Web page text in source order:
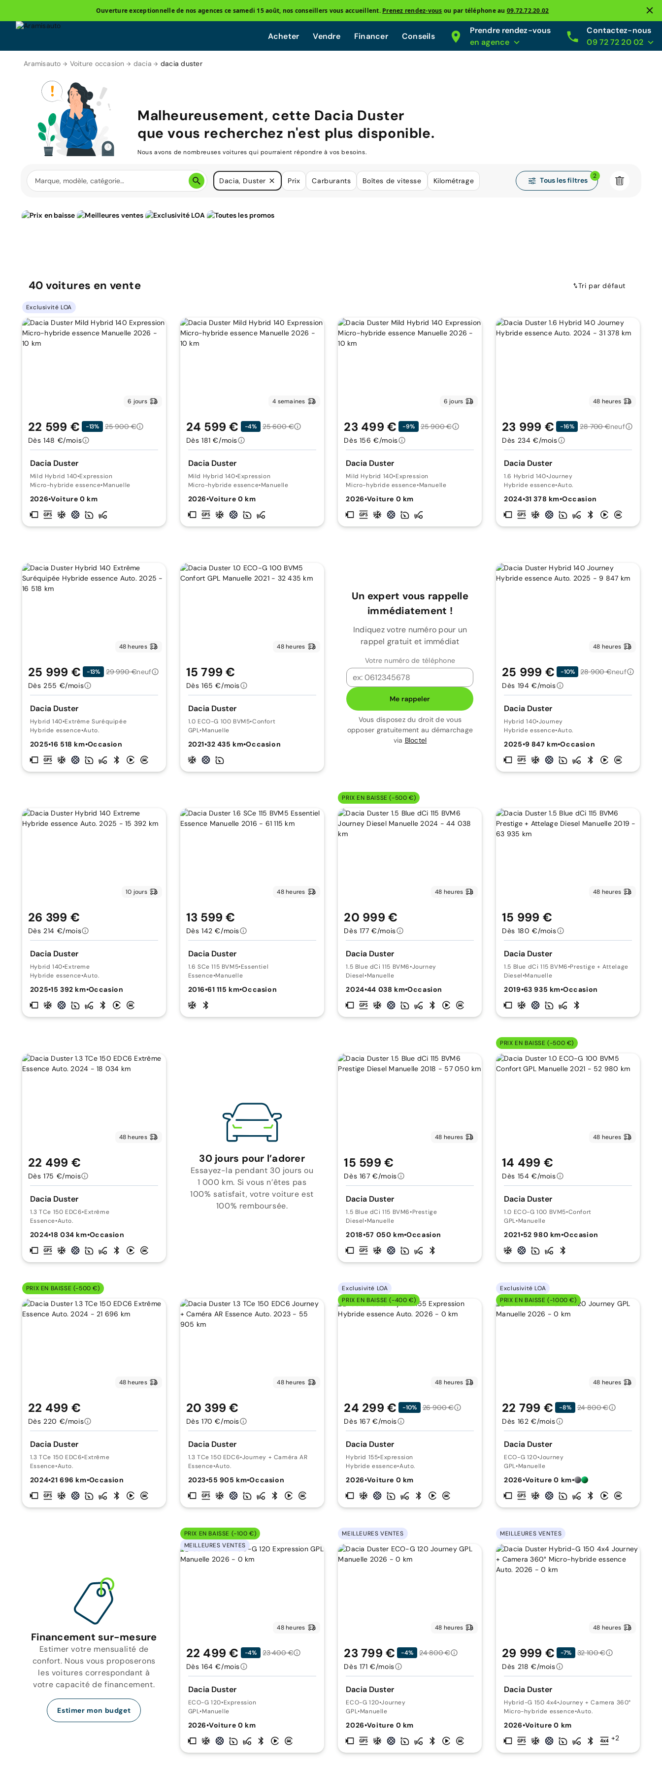
Ouverture exceptionnelle de nos agences ce samedi 15 août, nos conseillers vous accueillent. Prenez rendez-vous ou par téléphone au 09.72.72.20.02
Acheter Vendre Financer Conseils
Prendre rendez-vous
en agence
Contactez-nous
09 72 72 20 02
Aramisauto Voiture occasion dacia dacia duster
Malheureusement, cette Dacia Duster
que vous recherchez n'est plus disponible.
Nous avons de nombreuses voitures qui pourraient répondre à vos besoins.
Dacia, Duster Prix Carburants Boîtes de vitesse Kilométrage Tous les filtres
2
40voitures en vente Tri par défaut
Exclusivité LOA
6 jours
Dacia Duster
Mild Hybrid 140•Expression
Micro-hybride essence•Manuelle
2026•Voiture 0 km
22 599 € -13%
25 900 €
Dès 148 €/mois
4 semaines
Dacia Duster
Mild Hybrid 140•Expression
Micro-hybride essence•Manuelle
2026•Voiture 0 km
24 599 € -4%
25 600 €
Dès 181 €/mois
6 jours
Dacia Duster
Mild Hybrid 140•Expression
Micro-hybride essence•Manuelle
2026•Voiture 0 km
23 499 € -9%
25 900 €
Dès 156 €/mois
48 heures
Dacia Duster
1.6 Hybrid 140•Journey
Hybride essence•Auto.
2024•31 378 km•Occasion
23 999 € -16% 28 700 €neuf
Dès 234 €/mois
48 heures
Dacia Duster
Hybrid 140•Extrême Suréquipée
Hybride essence•Auto.
2025•16 518 km•Occasion
25 999 € -13% 29 990 €neuf
Dès 255 €/mois
48 heures
Dacia Duster
1.0 ECO-G 100 BVM5•Confort
GPL•Manuelle
2021•32 435 km•Occasion
15 799 €
Dès 165 €/mois
Un expert vous rappelle
immédiatement !
Indiquez votre numéro pour un
rappel gratuit et immédiat
Votre numéro de téléphone
Me rappeler
Vous disposez du droit de vous
opposer gratuitement au démarchage
via Bloctel
48 heures
Dacia Duster
Hybrid 140•Journey
Hybride essence•Auto.
2025•9 847 km•Occasion
25 999 € -10% 28 900 €neuf
Dès 194 €/mois
10 jours
Dacia Duster
Hybrid 140•Extreme
Hybride essence•Auto.
2025•15 392 km•Occasion
26 399 €
Dès 214 €/mois
48 heures
Dacia Duster
1.6 SCe 115 BVM5•Essentiel
Essence•Manuelle
2016•61 115 km•Occasion
13 599 €
Dès 142 €/mois
PRIX EN BAISSE (-500 €)
48 heures
Dacia Duster
1.5 Blue dCi 115 BVM6•Journey
Diesel•Manuelle
2024•44 038 km•Occasion
20 999 €
Dès 177 €/mois
48 heures
Dacia Duster
1.5 Blue dCi 115 BVM6•Prestige + Attelage
Diesel•Manuelle
2019•63 935 km•Occasion
15 999 €
Dès 180 €/mois
48 heures
Dacia Duster
1.3 TCe 150 EDC6•Extrême
Essence•Auto.
2024•18 034 km•Occasion
22 499 €
Dès 175 €/mois
30 jours pour l’adorer
Essayez-la pendant 30 jours ou
1 000 km. Si vous n’êtes pas
100% satisfait, votre voiture est
100% remboursée.
48 heures
Dacia Duster
1.5 Blue dCi 115 BVM6•Prestige
Diesel•Manuelle
2018•57 050 km•Occasion
15 599 €
Dès 167 €/mois
PRIX EN BAISSE (-500 €)
48 heures
Dacia Duster
1.0 ECO-G 100 BVM5•Confort
GPL•Manuelle
2021•52 980 km•Occasion
14 499 €
Dès 154 €/mois
PRIX EN BAISSE (-500 €)
48 heures
Dacia Duster
1.3 TCe 150 EDC6•Extrême
Essence•Auto.
2024•21 696 km•Occasion
22 499 €
Dès 220 €/mois
48 heures
Dacia Duster
1.3 TCe 150 EDC6•Journey + Caméra AR
Essence•Auto.
2023•55 905 km•Occasion
20 399 €
Dès 170 €/mois
Exclusivité LOA
PRIX EN BAISSE (-400 €)
48 heures
Dacia Duster
Hybrid 155•Expression
Hybride essence•Auto.
2026•Voiture 0 km
24 299 € -10%
26 900 €
Dès 167 €/mois
Exclusivité LOA
PRIX EN BAISSE (-1000 €)
48 heures
Dacia Duster
ECO-G 120•Journey
GPL•Manuelle
2026•Voiture 0 km•
22 799 € -8%
24 800 €
Dès 162 €/mois
Financement sur-mesure
Estimer votre mensualité de
confort. Nous vous proposerons
les voitures correspondant à
votre capacité de financement.
Estimer mon budget
PRIX EN BAISSE (-100 €)
MEILLEURES VENTES
48 heures
Dacia Duster
ECO-G 120•Expression
GPL•Manuelle
2026•Voiture 0 km
22 499 € -4%
23 400 €
Dès 164 €/mois
MEILLEURES VENTES
48 heures
Dacia Duster
ECO-G 120•Journey
GPL•Manuelle
2026•Voiture 0 km
23 799 € -4%
24 800 €
Dès 171 €/mois
MEILLEURES VENTES
48 heures
Dacia Duster
Hybrid-G 150 4x4•Journey + Camera 360°
Micro-hybride essence•Auto.
2026•Voiture 0 km
+2
29 999 € -7%
32 100 €
Dès 218 €/mois